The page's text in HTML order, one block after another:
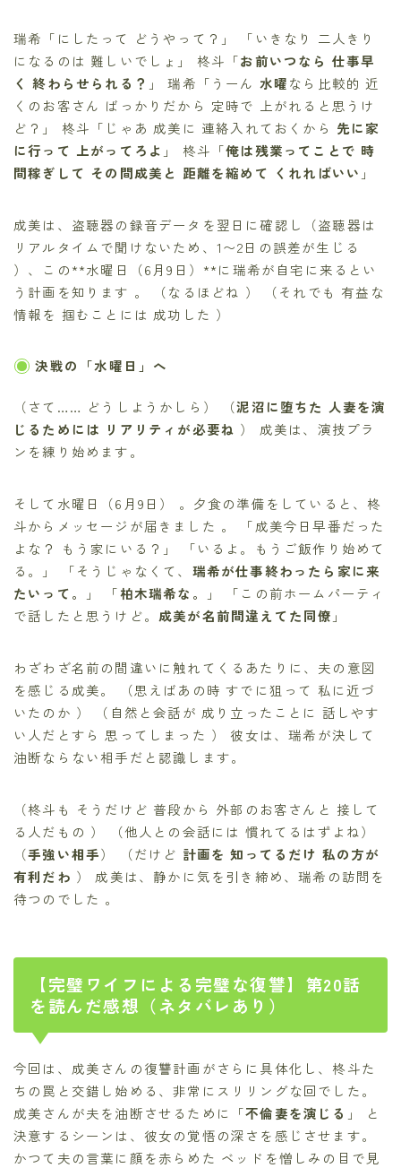
瑞希「にしたって どうやって？」 「いきなり 二人きり
になるのは 難しいでしょ」 柊斗「お前いつなら 仕事早
く 終わらせられる？ 」 瑞希「うーん 水曜なら比較的 近
くのお客さん ばっかりだから 定時で 上がれると思うけ
ど？」 柊斗「じゃあ 成美に 連絡入れておくから 先に家
に行って 上がってろよ 」 柊斗「俺は残業ってことで 時
間稼ぎして その間成美と 距離を縮めて くれればいい 」
成美は、盗聴器の録音データを翌日に確認し（盗聴器は
リアルタイムで聞けないため、1〜2日の誤差が生じる
）、この**水曜日（6月9日）**に瑞希が自宅に来るとい
う計画を知ります 。 （なるほどね ） （それでも 有益な
情報を 掴むことには 成功した ）
決戦の「水曜日」へ
（さて…… どうしようかしら） （泥沼に堕ちた 人妻を演
じるためには リアリティが必要ね ） 成美は、演技プラ
ンを練り始めます。
そして水曜日（6月9日） 。夕食の準備をしていると、柊
斗からメッセージが届きました 。 「成美今日早番だった
よな？ もう家にいる？」 「いるよ。もうご飯作り始めて
る。」 「そうじゃなくて、 瑞希が仕事終わったら家に来
たいって。
」 「柏木瑞希な。
」 「この前ホームパーティ
で話したと思うけど。 成美が名前間違えてた同僚 」
わざわざ名前の間違いに触れてくるあたりに、夫の意図
を感じる成美。 （思えばあの時 すでに狙って 私に近づ
いたのか ） （自然と会話が 成り立ったことに 話しやす
い人だとすら 思ってしまった ） 彼女は、瑞希が決して
油断ならない相手だと認識します。
（柊斗も そうだけど 普段から 外部のお客さんと 接して
る人だもの ） （他人との会話には 慣れてるはずよね）
（手強い相手） （だけど 計画を 知ってるだけ 私の方が
有利だわ ） 成美は、静かに気を引き締め、瑞希の訪問を
待つのでした 。
【完璧ワイフによる完璧な復讐】第20話
を読んだ感想（ネタバレあり）
今回は、成美さんの復讐計画がさらに具体化し、柊斗た
ちの罠と交錯し始める、非常にスリリングな回でした。
成美さんが夫を油断させるために「不倫妻を演じる 」 と
決意するシーンは、彼女の覚悟の深さを感じさせます。
かつて夫の言葉に顔を赤らめた ベッドを憎しみの目で見